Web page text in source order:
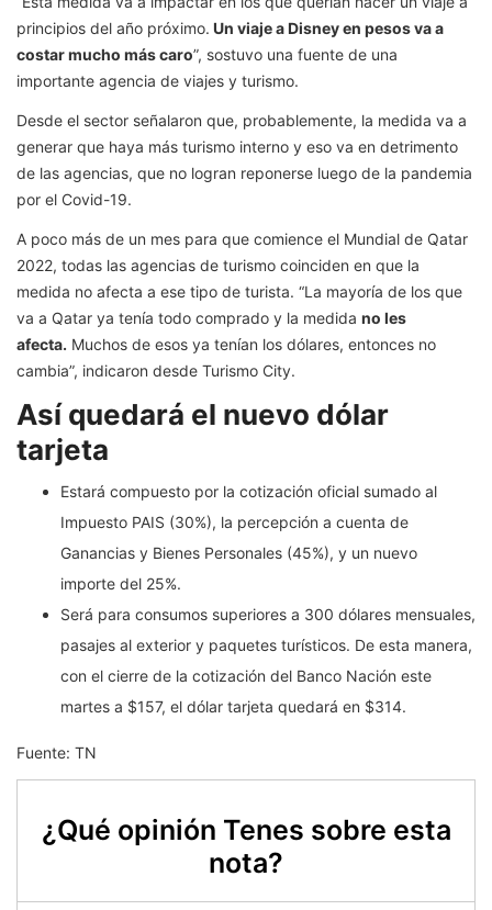
principios del año próximo. Un viaje a Disney en pesos va a
costar mucho más caro”, sostuvo una fuente de una
importante agencia de viajes y turismo.
Desde el sector señalaron que, probablemente, la medida va a
generar que haya más turismo interno y eso va en detrimento
de las agencias, que no logran reponerse luego de la pandemia
por el Covid-19.
A poco más de un mes para que comience el Mundial de Qatar
2022, todas las agencias de turismo coinciden en que la
medida no afecta a ese tipo de turista. “La mayoría de los que
va a Qatar ya tenía todo comprado y la medida no les
afecta. Muchos de esos ya tenían los dólares, entonces no
cambia”, indicaron desde Turismo City.
Así quedará el nuevo dólar
tarjeta
Estará compuesto por la cotización oficial sumado al
Impuesto PAIS (30%), la percepción a cuenta de
Ganancias y Bienes Personales (45%), y un nuevo
importe del 25%.
Será para consumos superiores a 300 dólares mensuales,
pasajes al exterior y paquetes turísticos. De esta manera,
con el cierre de la cotización del Banco Nación este
martes a $157, el dólar tarjeta quedará en $314.
Fuente: TN
¿Qué opinión Tenes sobre esta
nota?